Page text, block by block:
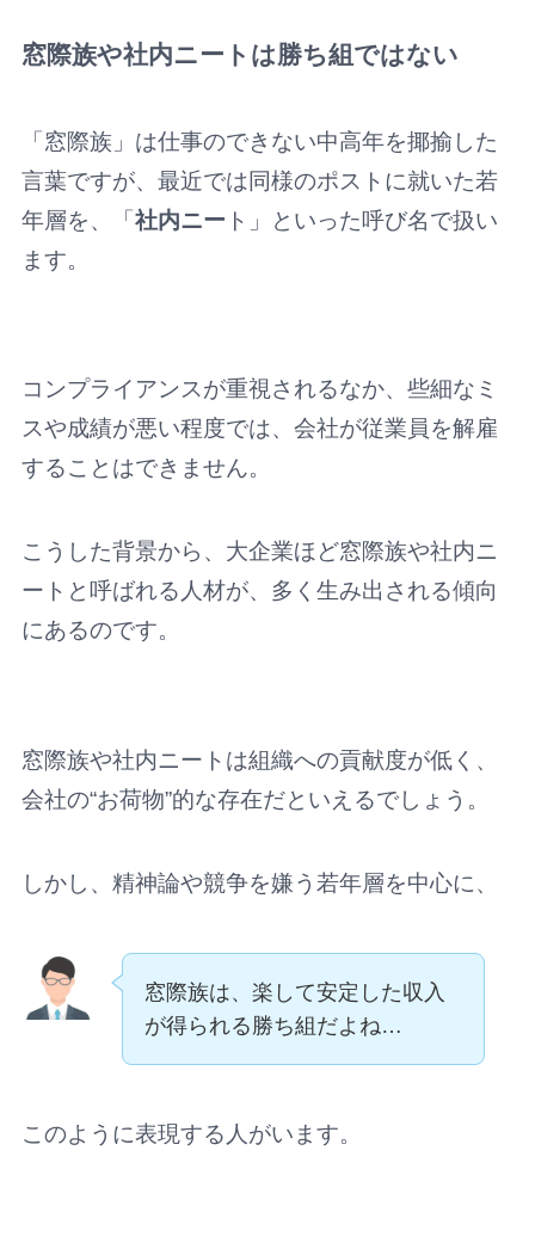
窓際族や社内ニートは勝ち組ではない
「窓際族」は仕事のできない中高年を揶揄した
言葉ですが、最近では同様のポストに就いた若
年層を、「社内ニー ト」といった呼び名で扱い
ます。
コンプライアンスが重視されるなか、些細なミ
スや成績が悪い程度では、会社が従業員を解雇
することはできません。
こうした背景から、大企業ほど窓際族や社内ニ
ートと呼ばれる人材が、多く生み出される傾向
にあるのです。
窓際族や社内ニートは組織への貢献度が低く、
会社の“お荷物”的な存在だといえるでしょう。
しかし、精神論や競争を嫌う若年層を中心に、
窓際族は、楽して安定した収入
が得られる勝ち組だよね…
このように表現する人がいます。